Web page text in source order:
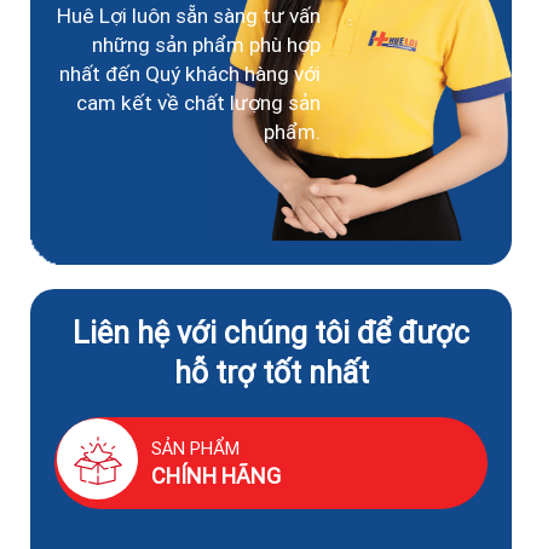
Huê Lợi luôn sẵn sàng tư vấn
những sản phẩm phù hợp
nhất đến Quý khách hàng với
cam kết về chất lượng sản
phẩm.
Liên hệ với chúng tôi để được
hỗ trợ tốt nhất
SẢN PHẨM
CHÍNH HÃNG